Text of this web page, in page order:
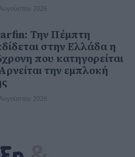
2026
Την Πέμπτη
στην Ελλάδα η
που κατηγορείται
την εμπλοκή
2026